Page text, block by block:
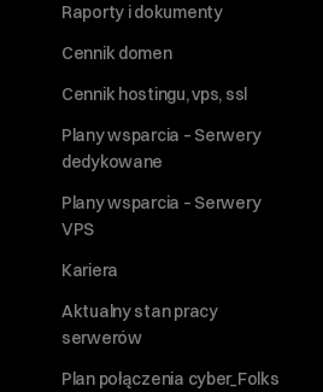
Raporty i dokumenty
Cennik domen
Cennik hostingu, vps, ssl
Plany wsparcia – Serwery
dedykowane
Plany wsparcia – Serwery
VPS
Kariera
Aktualny stan pracy
serwerów
Plan połączenia cyber_Folks